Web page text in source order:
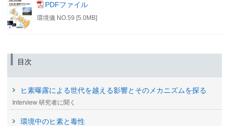
PDFファイル
環境儀 NO.59 [5.0MB]
目次
ヒ素曝露による世代を越える影響とそのメカニズムを探る
Interview 研究者に聞く
環境中のヒ素と毒性